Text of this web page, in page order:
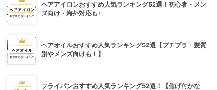
ヘアアイロンおすすめ人気ランキング52選！初心者・メン
ズ向け・海外対応も♪
ヘアオイルおすすめ人気ランキング52選【プチプラ・髪質
別やメンズ向けも！】
フライパンおすすめ人気ランキング52選！【焦げ付かな